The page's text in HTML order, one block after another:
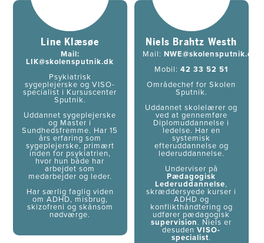
Line Klæsøe
Mail:
LIK@skolensputnik.dk
Psykiatrisk
sygeplejerske og VISO-
specialist i Kursuscenter
Sputnik.
Uddannet sygeplejerske
og Master i
Sundhedsfremme. Har 15
års erfaring som
sygeplejerske, primært
inden for psykiatrien,
hvor hun både har
arbejdet som
medarbejder og leder.
Har særlig faglig viden
om ADHD, misbrug,
skizofreni og skånsom
nødværge.
​Niels Brahtz Westh
Mail: NWE@skolensputnik.dk
Mobil:42 33 52 51
Områdechef for Skolen
Sputnik.
Uddannet skolelærer og
ved at gennemføre
Diplomuddannelse i
ledelse. Har en
systemisk
efteruddannelse og
lederuddannelse.
Underviser på
Pædagogisk
Lederuddannelse,
skræddersyede kurser i
ADHD og
konflikthåndtering og
udfører pædagogisk
supervision. Niels er
desudenVISO-
specialist.